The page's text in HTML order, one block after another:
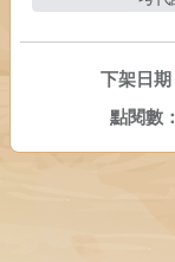
下架日期
點閱數：